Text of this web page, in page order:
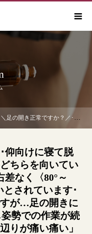
＼足の開き正常ですか？／･仰向けに寝て脱力したとき、足のつま先はどちらを向いていますか？･正常な状態は左右差なく〈80°～90°〉に開いてる状態が良いとされています･写真は高校生の息子なのですが…足の開きに左右差が
仰向けに寝て脱
ちらを向いてい
なく〈80°～
とされています･
が…足の開きに
勢での作業が続
りが痛い痛い」